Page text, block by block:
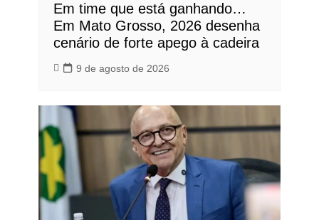
Em time que está ganhando…
Em Mato Grosso, 2026 desenha
cenário de forte apego à cadeira
9 de agosto de 2026